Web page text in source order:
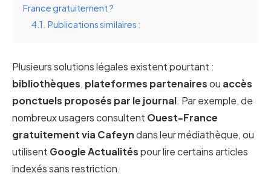
France gratuitement ?
4.1. Publications similaires :
Plusieurs solutions légales existent pourtant :
bibliothèques, plateformes partenairesou accès
ponctuels proposés par le journal. Par exemple, de
nombreux usagers consultent Ouest-France
gratuitement via Cafeyndans leur médiathèque, ou
utilisent Google Actualitéspour lire certains articles
indexés sans restriction.